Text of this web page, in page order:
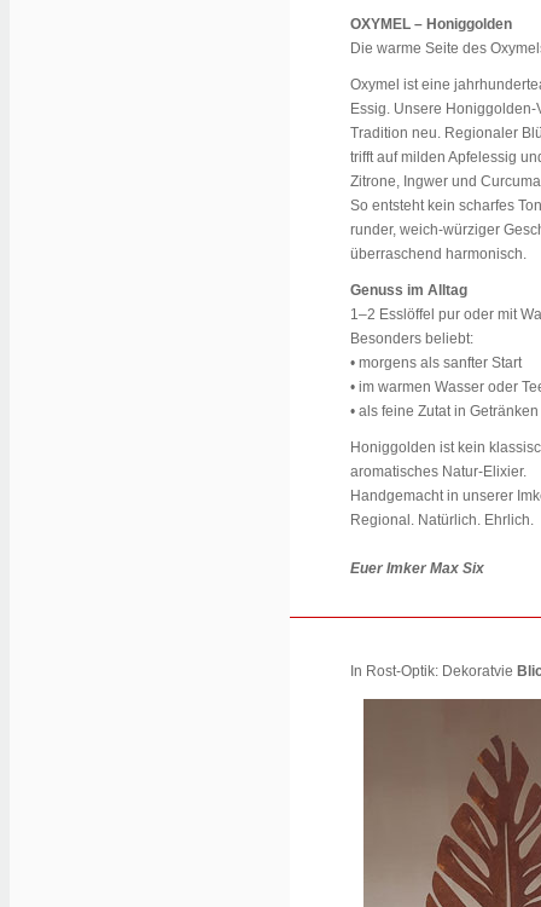
OXYMEL – Honiggolden
Die warme Seite des
Oxymel ist eine
Essig. Unsere
Tradition neu. Regionaler
trifft auf milden Apfelessig
Zitrone, Ingwer und
So entsteht kein scharfes
runder, weich-würziger
überraschend harmonisch.
Genuss im Alltag
1–2 Esslöffel pur oder mit
Besonders beliebt:
• morgens als sanfter Start
• im warmen Wasser oder
• als feine Zutat in
Honiggolden ist kein
aromatisches Natur-Elixier.
Handgemacht in unserer
Regional. Natürlich. Ehrlich.
Euer Imker Max Six
In Rost-Optik: Dekoratvie